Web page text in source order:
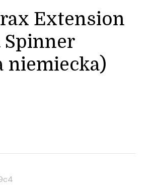
Extension
Spinner
niemiecka)